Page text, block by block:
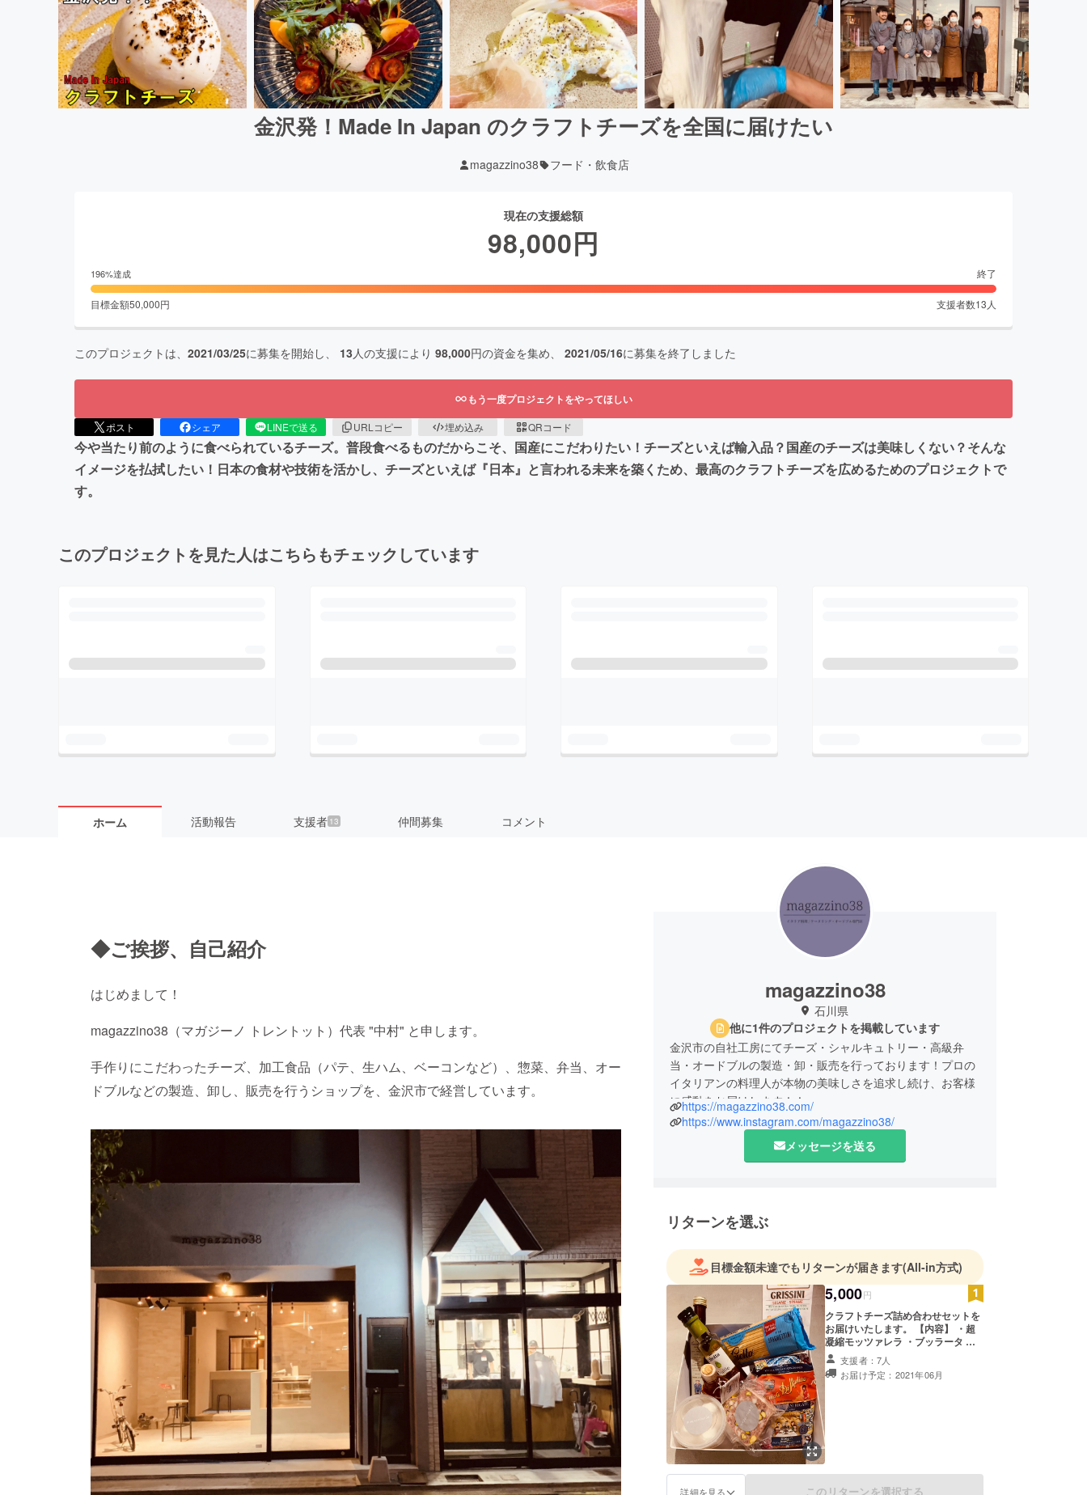
金沢発！Made In Japan のクラフトチーズを全国に届けたい
magazzino38 フード・飲食店
現在の支援総額
98,000円
196%達成 終了
目標金額50,000円 支援者数13 人
このプロジェクトは、 2021/03/25に募集を開始し、 13人の支援により 98,000円の資金を集め、 2021/05/16に募集を終了しました
もう一度プロジェクトをやってほしい
ポスト シェア LINEで送る URLコピー 埋め込み QRコード
今や当たり前のように食べられているチーズ。普段食べるものだからこそ、国産にこだわりたい！チーズといえば輸入品？国産のチーズは美味しくない？そんな
イメージを払拭したい！日本の食材や技術を活かし、チーズといえば『日本』と言われる未来を築くため、最高のクラフトチーズを広めるためのプロジェクトで
す。
このプロジェクトを見た人はこちらもチェックしています
ホーム 活動報告 支援者 13 仲間募集 コメント
◆ご挨拶、自己紹介
はじめまして！
magazzino38（マガジーノ トレントット）代表 "中村" と申します。
手作りにこだわったチーズ、加工食品（パテ、生ハム、ベーコンなど）、惣菜、弁当、オー
ドブルなどの製造、卸し、販売を行うショップを、金沢市で経営しています。
magazzino38
石川県
他に1件のプロジェクトを掲載しています
金沢市の自社工房にてチーズ・シャルキュトリー・高級弁
当・オードブルの製造・卸・販売を行っております！プロの
イタリアンの料理人が本物の美味しさを追求し続け、お客様
に感動をお届けします！！
https://magazzino38.com/
https://www.instagram.com/magazzino38/
メッセージを送る
リターンを選ぶ
目標金額未達でもリターンが届きます(All-in方式)
5,000円
クラフトチーズ詰め合わせセットを
お届けいたします。 【内容】 ・超
凝縮モッツァレラ ・ブッラータ ・
チーズスティック（さけるチーズ）
当店自慢のチーズを全て楽しみたい
方はこちらのセットを！輸入物に負
支援者：7人
お届け予定：2021年06月
詳細を見る このリターンを選択する